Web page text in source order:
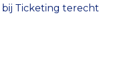
Ticketing terecht